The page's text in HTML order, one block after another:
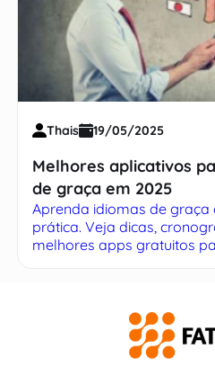
Thais 19/05/2025
Melhores aplicativos
de graça em 2025
Aprenda idiomas de graça
prática. Veja dicas,
melhores apps gratuitos